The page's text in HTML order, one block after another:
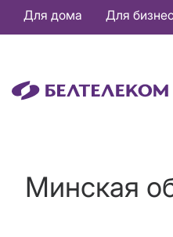
Основная
навигация
Для дома Для
Минская